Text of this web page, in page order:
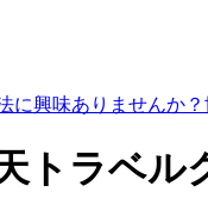
興味ありませんか
トラベル